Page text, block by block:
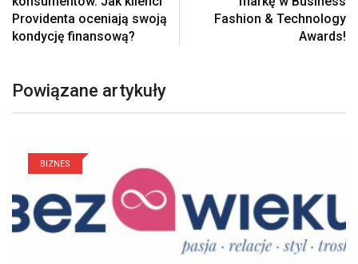
Providenta oceniają swoją
kondycję finansową?
Fashion & Technology
Awards!
Powiązane artykuły
BIZNES